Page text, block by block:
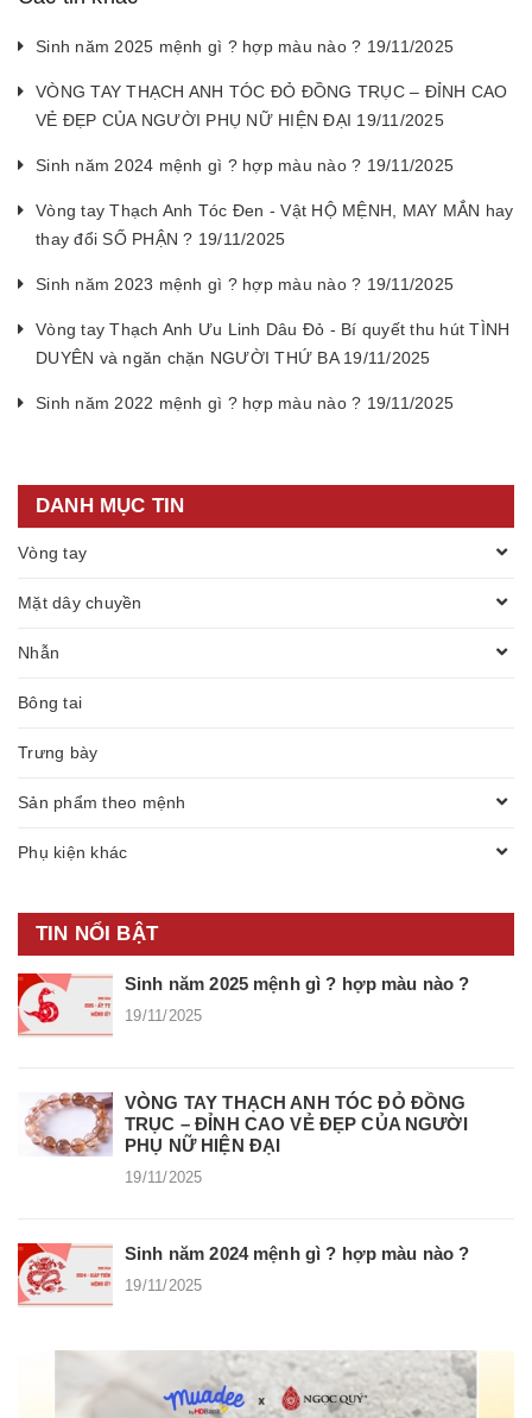
Sinh năm 2025 mệnh gì ? hợp màu nào ? 19/11/2025
VÒNG TAY THẠCH ANH TÓC ĐỎ ĐỒNG TRỤC – ĐỈNH CAO
VẺ ĐẸP CỦA NGƯỜI PHỤ NỮ HIỆN ĐẠI 19/11/2025
Sinh năm 2024 mệnh gì ? hợp màu nào ? 19/11/2025
Vòng tay Thạch Anh Tóc Đen - Vật HỘ MỆNH, MAY MẮN hay
thay đổi SỐ PHẬN ? 19/11/2025
Sinh năm 2023 mệnh gì ? hợp màu nào ? 19/11/2025
Vòng tay Thạch Anh Ưu Linh Dâu Đỏ - Bí quyết thu hút TÌNH
DUYÊN và ngăn chặn NGƯỜI THỨ BA 19/11/2025
Sinh năm 2022 mệnh gì ? hợp màu nào ? 19/11/2025
DANH MỤC TIN
Vòng tay
Mặt dây chuyền
Nhẫn
Bông tai
Trưng bày
Sản phẩm theo mệnh
Phụ kiện khác
TIN NỔI BẬT
Sinh năm 2025 mệnh gì ? hợp màu nào ?
19/11/2025
VÒNG TAY THẠCH ANH TÓC ĐỎ ĐỒNG
TRỤC – ĐỈNH CAO VẺ ĐẸP CỦA NGƯỜI
PHỤ NỮ HIỆN ĐẠI
19/11/2025
Sinh năm 2024 mệnh gì ? hợp màu nào ?
19/11/2025